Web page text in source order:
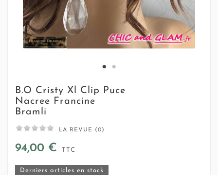
B.O Cristy Xl Clip Puce
Nacree Francine
Bramli
     LA REVUE (0)
94,00 € TTC
Derniers articles en stock